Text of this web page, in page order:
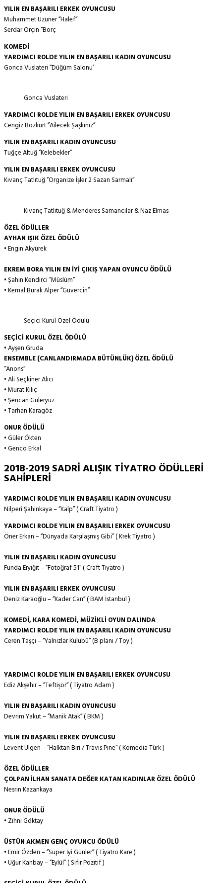
YILIN EN BAŞARILI ERKEK OYUNCUSU
Muhammet Uzuner ‘’Halef’’
Serdar Orçin ‘’Borç
KOMEDİ
YARDIMCI ROLDE YILIN EN BAŞARILI KADIN OYUNCUSU
Gonca Vuslateri ‘’Düğüm Salonu’
Gonca Vuslateri
YARDIMCI ROLDE YILIN EN BAŞARILI ERKEK OYUNCUSU
Cengiz Bozkurt ‘’Ailecek Şaşkınız’’
YILIN EN BAŞARILI KADIN OYUNCUSU
Tuğçe Altuğ ‘’Kelebekler’’
YILIN EN BAŞARILI ERKEK OYUNCUSU
Kıvanç Tatlıtuğ ‘’Organize İşler 2 Sazan Sarmalı’’
Kıvanç Tatlıtuğ & Menderes Samancılar & Naz Elmas
ÖZEL ÖDÜLLER
AYHAN IŞIK ÖZEL ÖDÜLÜ
• Engin Akyürek
EKREM BORA YILIN EN İYİ ÇIKIŞ YAPAN OYUNCU ÖDÜLÜ
• Şahin Kendirci ‘’Müslüm’’
• Kemal Burak Alper ‘’Güvercin’’
Seçici Kurul Özel Ödülü
SEÇİCİ KURUL ÖZEL ÖDÜLÜ
• Ayşen Gruda
ENSEMBLE (CANLANDIRMADA BÜTÜNLÜK) ÖZEL ÖDÜLÜ
‘’Anons’’
• Ali Seçkiner Alıcı
• Murat Kılıç
• Şencan Güleryüz
• Tarhan Karagöz
ONUR ÖDÜLÜ
• Güler Ökten
• Genco Erkal
2018-2019 SADRİ ALIŞIK TİYATRO ÖDÜLLERİ
SAHİPLERİ
YARDIMCI ROLDE YILIN EN BAŞARILI KADIN OYUNCUSU
Nilperi Şahinkaya – ‘’Kalp’’ ( Craft Tiyatro )
YARDIMCI ROLDE YILIN EN BAŞARILI ERKEK OYUNCUSU
Öner Erkan – ‘’Dünyada Karşılaşmış Gibi’’ ( Krek Tiyatro )
YILIN EN BAŞARILI KADIN OYUNCUSU
Funda Eryiğit – ‘’Fotoğraf 51’’ ( Craft Tiyatro )
YILIN EN BAŞARILI ERKEK OYUNCUSU
Deniz Karaoğlu – ‘’Kader Can’’ ( BAM İstanbul )
KOMEDİ, KARA KOMEDİ, MÜZİKLİ OYUN DALINDA
YARDIMCI ROLDE YILIN EN BAŞARILI KADIN OYUNCUSU
Ceren Taşçı – ‘’Yalnızlar Kulübü’’ (B planı / Toy )
YARDIMCI ROLDE YILIN EN BAŞARILI ERKEK OYUNCUSU
Ediz Akşehir – ‘’Teftişör’’ ( Tiyatro Adam )
YILIN EN BAŞARILI KADIN OYUNCUSU
Devrim Yakut – ‘’Manik Atak’’ ( BKM )
YILIN EN BAŞARILI ERKEK OYUNCUSU
Levent Ülgen – ‘’Halktan Biri / Travis Pine’’ ( Komedia Türk )
ÖZEL ÖDÜLLER
ÇOLPAN İLHAN SANATA DEĞER KATAN KADINLAR ÖZEL ÖDÜLÜ
Nesrin Kazankaya
ONUR ÖDÜLÜ
• Zihni Göktay
ÜSTÜN AKMEN GENÇ OYUNCU ÖDÜLÜ
• Emir Özden – ‘’Süper İyi Günler’’ ( Tiyatro Kare )
• Uğur Kanbay – ‘’Eylül’’ ( Sıfır Pozitif )